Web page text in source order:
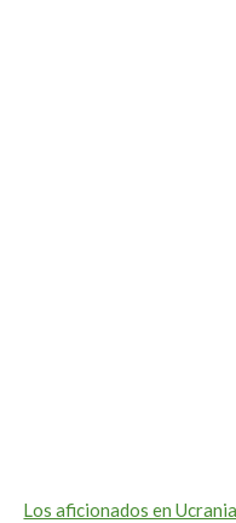
Los aficionados en